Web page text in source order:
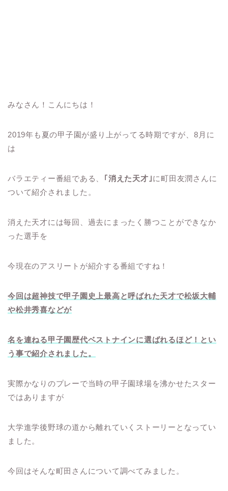
みなさん！こんにちは！
2019年も夏の甲子園が盛り上がってる時期ですが、8月に
は
バラエティー番組である、 ｢消えた天才｣に町田友潤さんに
ついて紹介されました。
消えた天才には毎回、過去にまったく勝つことができなか
った選手を
今現在のアスリートが紹介する番組ですね！
今回は超神技で甲子園史上最高と呼ばれた天才で松坂大輔
や松井秀喜などが
名を連ねる甲子園歴代ベストナインに選ばれるほど！とい
う事で紹介されました。
実際かなりのプレーで当時の甲子園球場を沸かせたスター
ではありますが
大学進学後野球の道から離れていくストーリーとなってい
ました。
今回はそんな町田さんについて調べてみました。